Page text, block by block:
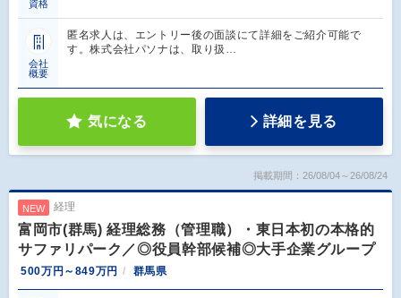
資格
会社
概要
匿名求人は、エントリー後の面談にて詳細をご紹介可能で
す。株式会社パソナは、取り扱…
気になる 詳細を見る
掲載期間：26/08/04～26/08/24
NEW 経理
富岡市(群馬) 経理総務（管理職）・東日本初の本格的
サファリパーク／◎役員幹部候補◎大手企業グループ
500万円～849万円 群馬県